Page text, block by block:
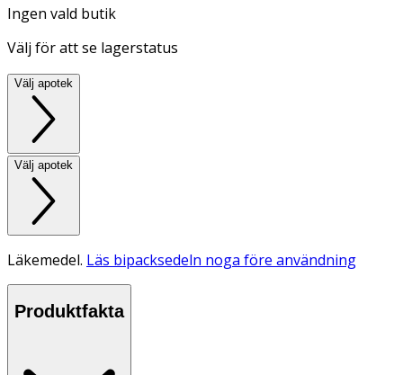
Ingen vald butik
Välj för att se lagerstatus
Välj apotek
Välj apotek
Läkemedel. Läs bipacksedeln noga före användning
Produktfakta